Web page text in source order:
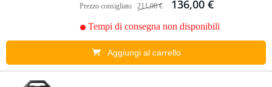
Prezzo consigliato 211,00 € 136,00 €
Tempi di consegna non disponibili
Aggiungi al carrello